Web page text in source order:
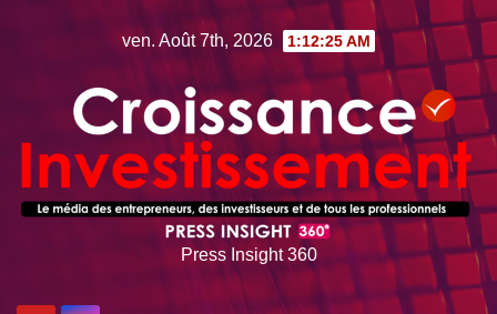
ven. Août 7th, 2026 1:12:26 AM
Press Insight 360